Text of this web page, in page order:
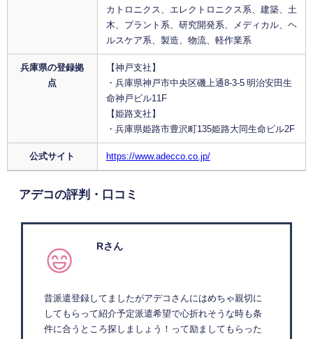
カトロニクス、エレクトロニクス系、建築、土
木、プラント系、研究開発系、メディカル、ヘ
ルスケア系、製造、物流、軽作業系
兵庫県の登録拠
点
【神戸支社】
・兵庫県神戸市中央区磯上通8-3-5 明治安田生
命神戸ビル11F
【姫路支社】
・兵庫県姫路市豊沢町135姫路大同生命ビル2F
公式サイト https://www.adecco.co.jp/
アデコの評判・口コミ
Rさん
昔派遣登録してましたがアデコさんにはめちゃ親切に
してもらって紹介予定派遣希望で心折れそうな時も条
件に合うところ探しましょう！って励ましてもらった